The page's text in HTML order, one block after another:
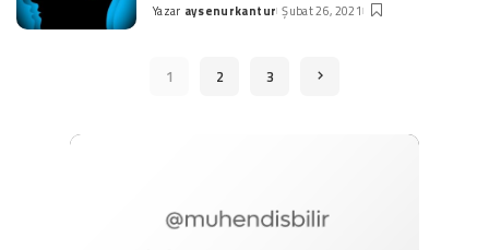
Posted
Yazar aysenurkantur Şubat 26, 2021
1 2 3